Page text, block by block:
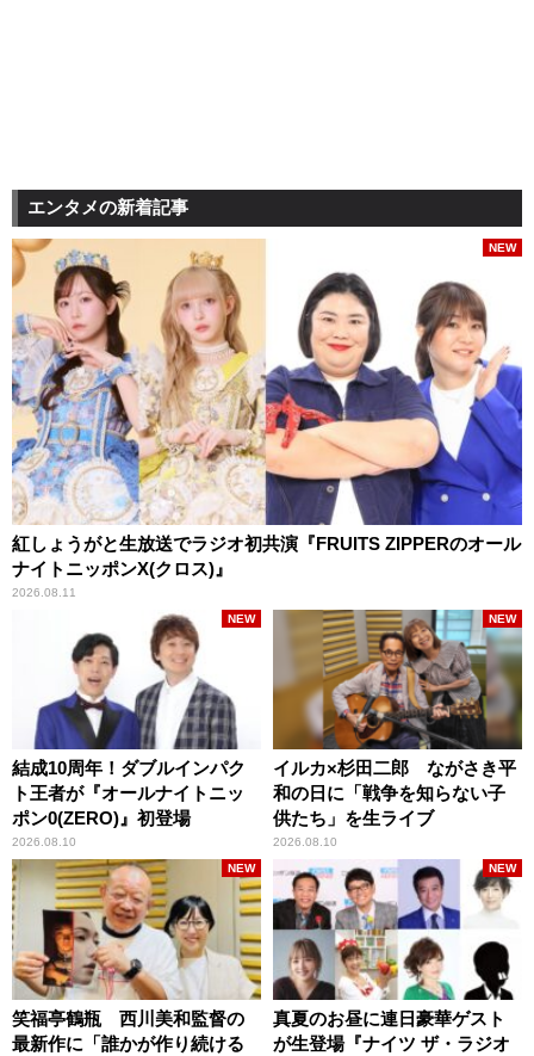
エンタメの新着記事
紅しょうがと生放送でラジオ初共演『FRUITS ZIPPERのオール
ナイトニッポンX(クロス)』
2026.08.11
NEW
結成10周年！ダブルインパク
ト王者が『オールナイトニッ
ポン0(ZERO)』初登場
2026.08.10
NEW
イルカ×杉田二郎 ながさき平
和の日に「戦争を知らない子
供たち」を生ライブ
2026.08.10
NEW
笑福亭鶴瓶 西川美和監督の
最新作に「誰かが作り続ける
NEW
真夏のお昼に連日豪華ゲスト
が生登場『ナイツ ザ・ラジオ
NEW